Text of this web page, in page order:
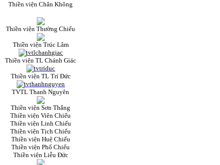
Thiền viện Chân Không
Thiền viện Thường Chiếu
Thiền viện Trúc Lâm
Thiền viện TL Chánh Giác
Thiền viện TL Trí Đức
TVTL Thanh Nguyên
Thiền viện Sơn Thắng
Thiền viện Viên Chiếu
Thiền viện Linh Chiếu
Thiền viện Tịch Chiếu
Thiền viện Huệ Chiếu
Thiền viện Phổ Chiếu
Thiền viện Liễu Đức